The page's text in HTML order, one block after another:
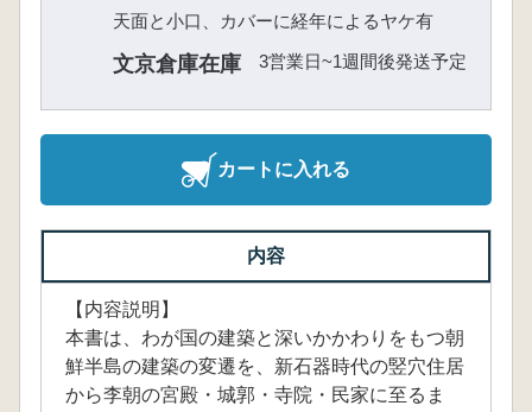
天面と小口、カバーに経年によるヤケ有
文京倉庫在庫 3営業日~1週間後発送予定
カートに入れる
内容
【内容説明】
本書は、わが国の建築と深いかかわりをもつ朝
鮮半島の建築の変遷を、新石器時代の竪穴住居
から李朝の宮殿・城郭・寺院・民家に至るま